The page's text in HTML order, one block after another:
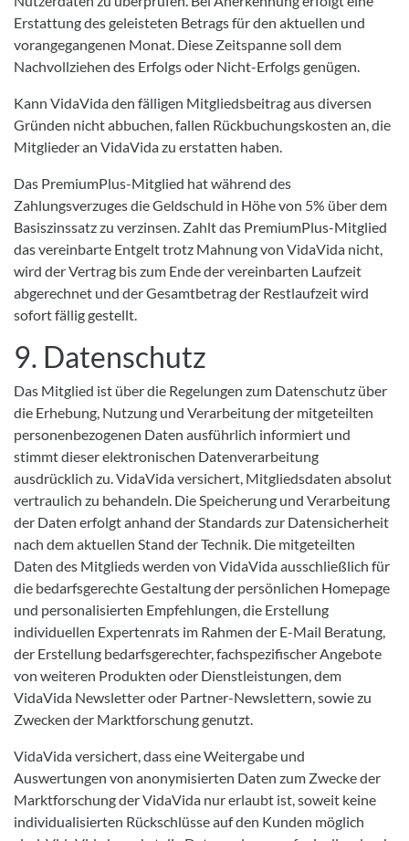
Erstattung des geleisteten Betrags für den aktuellen und
vorangegangenen Monat. Diese Zeitspanne soll dem
Nachvollziehen des Erfolgs oder Nicht-Erfolgs genügen.
Kann VidaVida den fälligen Mitgliedsbeitrag aus diversen
Gründen nicht abbuchen, fallen Rückbuchungskosten an, die
Mitglieder an VidaVida zu erstatten haben.
Das PremiumPlus-Mitglied hat während des
Zahlungsverzuges die Geldschuld in Höhe von 5% über dem
Basiszinssatz zu verzinsen. Zahlt das PremiumPlus-Mitglied
das vereinbarte Entgelt trotz Mahnung von VidaVida nicht,
wird der Vertrag bis zum Ende der vereinbarten Laufzeit
abgerechnet und der Gesamtbetrag der Restlaufzeit wird
sofort fällig gestellt.
9. Datenschutz
Das Mitglied ist über die Regelungen zum Datenschutz über
die Erhebung, Nutzung und Verarbeitung der mitgeteilten
personenbezogenen Daten ausführlich informiert und
stimmt dieser elektronischen Datenverarbeitung
ausdrücklich zu. VidaVida versichert, Mitgliedsdaten absolut
vertraulich zu behandeln. Die Speicherung und Verarbeitung
der Daten erfolgt anhand der Standards zur Datensicherheit
nach dem aktuellen Stand der Technik. Die mitgeteilten
Daten des Mitglieds werden von VidaVida ausschließlich für
die bedarfsgerechte Gestaltung der persönlichen Homepage
und personalisierten Empfehlungen, die Erstellung
individuellen Expertenrats im Rahmen der E-Mail Beratung,
der Erstellung bedarfsgerechter, fachspezifischer Angebote
von weiteren Produkten oder Dienstleistungen, dem
VidaVida Newsletter oder Partner-Newslettern, sowie zu
Zwecken der Marktforschung genutzt.
VidaVida versichert, dass eine Weitergabe und
Auswertungen von anonymisierten Daten zum Zwecke der
Marktforschung der VidaVida nur erlaubt ist, soweit keine
individualisierten Rückschlüsse auf den Kunden möglich